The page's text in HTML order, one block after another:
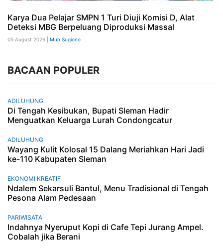
Karya Dua Pelajar SMPN 1 Turi Diuji Komisi D, Alat
Deteksi MBG Berpeluang Diproduksi Massal
05 August 2026 | Muh Sugiono
BACAAN POPULER
ADILUHUNG
Di Tengah Kesibukan, Bupati Sleman Hadir
Menguatkan Keluarga Lurah Condongcatur
ADILUHUNG
Wayang Kulit Kolosal 15 Dalang Meriahkan Hari Jadi
ke-110 Kabupaten Sleman
EKONOMI KREATIF
Ndalem Sekarsuli Bantul, Menu Tradisional di Tengah
Pesona Alam Pedesaan
PARIWISATA
Indahnya Nyeruput Kopi di Cafe Tepi Jurang Ampel.
Cobalah jika Berani